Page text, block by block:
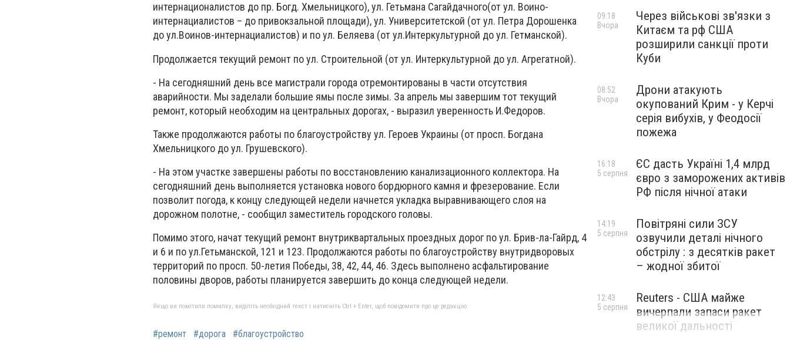
интернационалистов до пр. Богд. Хмельницкого), ул. Гетьмана Сагайдачного(от ул. Воино-
интернациалистов – до привокзальной площади), ул. Университетской (от ул. Петра Дорошенка
до ул.Воинов-интернациалистов) и по ул. Беляева (от ул.Интеркультурной до ул. Гетманской).
Продолжается текущий ремонт по ул. Строительной (от ул. Интеркультурной до ул. Агрегатной).
- На сегодняшний день все магистрали города отремонтированы в части отсутствия
аварийности. Мы заделали большие ямы после зимы. За апрель мы завершим тот текущий
ремонт, который необходим на центральных дорогах, - выразил уверенность И.Федоров.
Также продолжаются работы по благоустройству ул. Героев Украины (от просп. Богдана
Хмельницкого до ул. Грушевского).
- На этом участке завершены работы по восстановлению канализационного коллектора. На
сегодняшний день выполняется установка нового бордюрного камня и фрезерование. Если
позволит погода, к концу следующей недели начнется укладка выравнивающего слоя на
дорожном полотне, - сообщил заместитель городского головы.
Помимо этого, начат текущий ремонт внутриквартальных проездных дорог по ул. Брив-ла-Гайрд, 4
и 6 и по ул.Гетьманской, 121 и 123. Продолжаются работы по благоустройству внутридворовых
территорий по просп. 50-летия Победы, 38, 42, 44, 46. Здесь выполнено асфальтирование
половины дворов, работы планируется завершить до конца следующей недели.
Якщо ви помітили помилку, виділіть необхідний текст і натисніть Ctrl + Enter, щоб повідомити про це редакцію
#ремонт #дорога #благоустройство
Через військові зв'язки з
Китаєм та рф США
розширили санкції проти
Куби
09:18
Вчора
Дрони атакують
окупований Крим - у Керчі
серія вибухів, у Феодосії
пожежа
08:52
Вчора
ЄС дасть Україні 1,4 млрд
євро з заморожених активів
РФ після нічної атаки
16:18
5 серпня
Повітряні сили ЗСУ
озвучили деталі нічного
обстрілу : з десятків ракет
– жодної збитої
14:19
5 серпня
Reuters - США майже
вичерпали запаси ракет
великої дальності
12:43
5 серпня